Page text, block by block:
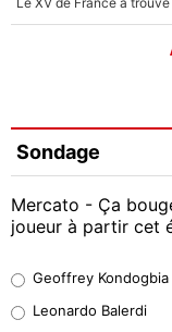
Sondage
Mercato - Ça
joueur à partir cet
38%
Geoffrey Kondogbia
Leonardo Balerdi